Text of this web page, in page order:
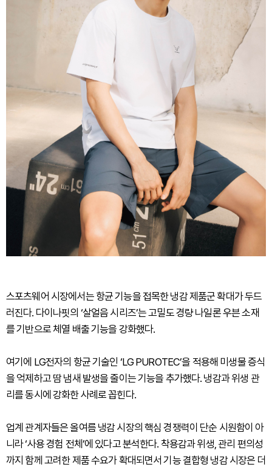
스포츠웨어 시장에서는 항균 기능을 접목한 냉감 제품군 확대가 두드
러진다. 다이나핏의 ‘살얼음 시리즈’는 고밀도 경량 나일론 우븐 소재
를 기반으로 체열 배출 기능을 강화했다.
여기에 LG전자의 항균 기술인 ‘LG PUROTEC’을 적용해 미생물 증식
을 억제하고 땀 냄새 발생을 줄이는 기능을 추가했다. 냉감과 위생 관
리를 동시에 강화한 사례로 꼽힌다.
업계 관계자들은 올여름 냉감 시장의 핵심 경쟁력이 단순 시원함이 아
니라 ‘사용 경험 전체’에 있다고 분석한다. 착용감과 위생, 관리 편의성
까지 함께 고려한 제품 수요가 확대되면서 기능 결합형 냉감 시장은 더